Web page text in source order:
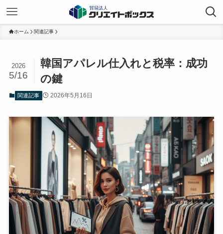
ホーム 関連記事
韓国アパレル仕入れと税率：成功
の鍵
2026
5/16
関連記事 2026年5月16日